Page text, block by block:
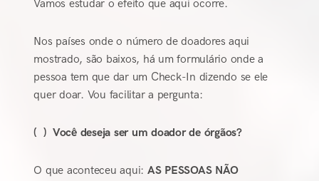
Vamos estudar o efeito que aqui ocorre.
Nos países onde o número de doadores aqui
mostrado, são baixos, há um formulário onde a
pessoa tem que dar um Check-In dizendo se ele
quer doar. Vou facilitar a pergunta:
( ) Você deseja ser um doador de órgãos?
O que aconteceu aqui: AS PESSOAS NÃO